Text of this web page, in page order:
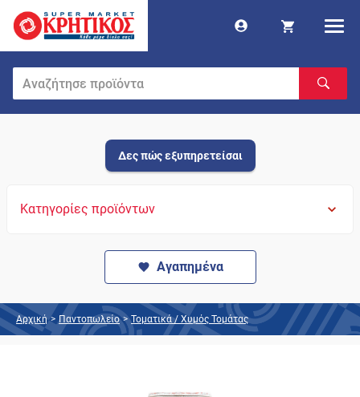
Δες πώς εξυπηρετείσαι
Κατηγορίες προϊόντων
Αγαπημένα
Αρχική > Παντοπωλείο > Τοματικά / Χυμός Τομάτας